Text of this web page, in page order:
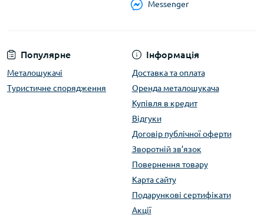
Популярне
Металошукачі
Туристичне спорядження
Інформація
Доставка та оплата
Оренда металошукача
Купівля в кредит
Відгуки
Договір публічної оферти
Зворотній зв’язок
Повернення товару
Карта сайту
Подарункові сертифікати
Акції
Messenger